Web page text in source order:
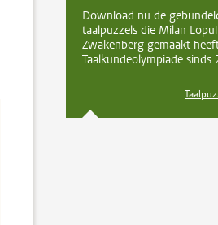
Download nu de
taalpuzzels die Milan
Zwakenberg gemaakt
Taalkundeolympiade sinds